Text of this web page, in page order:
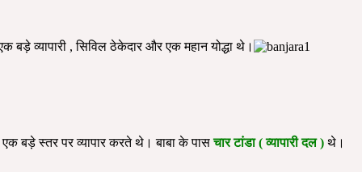
व्यापारी , सिविल ठेकेदार और एक महान योद्धा थे।
बड़े स्तर पर व्यापार करते थे। बाबा के पासचार टांडा ( व्यापारी दल ) थे।